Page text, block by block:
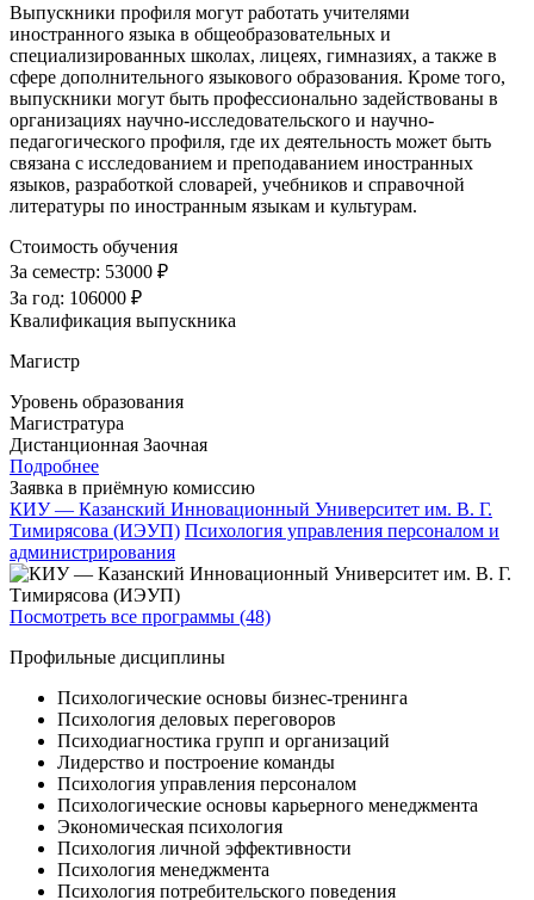
Выпускники профиля могут работать учителями
иностранного языка в общеобразовательных и
специализированных школах, лицеях, гимназиях, а также в
сфере дополнительного языкового образования. Кроме того,
выпускники могут быть профессионально задействованы в
организациях научно-исследовательского и научно-
педагогического профиля, где их деятельность может быть
связана с исследованием и преподаванием иностранных
языков, разработкой словарей, учебников и справочной
литературы по иностранным языкам и культурам.
Стоимость обучения
За семестр: 53000 ₽
За год: 106000 ₽
Квалификация выпускника
Магистр
Уровень образования
Магистратура
Дистанционная Заочная
Подробнее
Заявка в приёмную комиссию
КИУ — Казанский Инновационный Университет им. В. Г.
Тимирясова (ИЭУП) Психология управления персоналом и
администрирования
Посмотреть все программы (48)
Профильные дисциплины
Психологические основы бизнес-тренинга
Психология деловых переговоров
Психодиагностика групп и организаций
Лидерство и построение команды
Психология управления персоналом
Психологические основы карьерного менеджмента
Экономическая психология
Психология личной эффективности
Психология менеджмента
Психология потребительского поведения